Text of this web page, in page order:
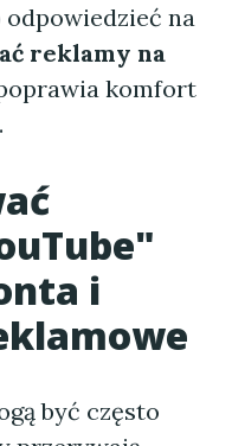
na
reklamy na
komfort
i
być często